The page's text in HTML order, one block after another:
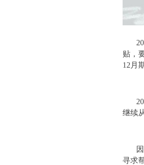
贴，
12月
继续
寻求